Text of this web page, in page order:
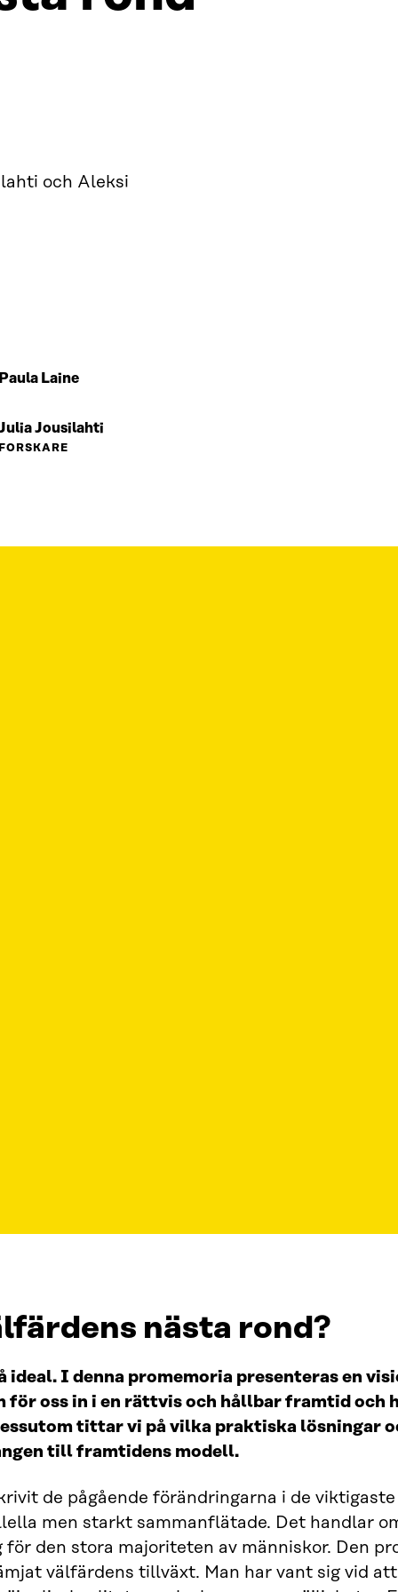
och Aleksi
Paula Laine
Jousilahti
FORSKARE
nästa rond?
ideal. I denna promemoria presenteras en
oss in i en rättvis och hållbar framtid och
tittar vi på vilka praktiska lösningar
till framtidens modell.
de pågående förändringarna i de
men starkt sammanflätade. Det handlar
den stora majoriteten av människor. Den
välfärdens tillväxt. Man har vant sig vid